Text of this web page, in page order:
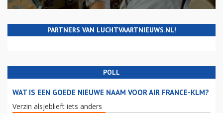
PARTNERS VAN LUCHTVAARTNIEUWS.NL!
POLL
WAT IS EEN GOEDE NIEUWE NAAM VOOR AIR FRANCE-KLM?
Verzin alsjeblieft iets anders